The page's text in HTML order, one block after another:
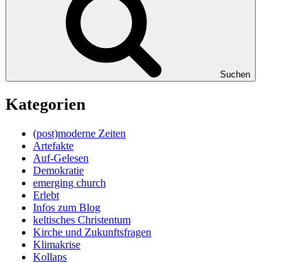
Suchen
Kategorien
(post)moderne Zeiten
Artefakte
Auf-Gelesen
Demokratie
emerging church
Erlebt
Infos zum Blog
keltisches Christentum
Kirche und Zukunftsfragen
Klimakrise
Kollaps